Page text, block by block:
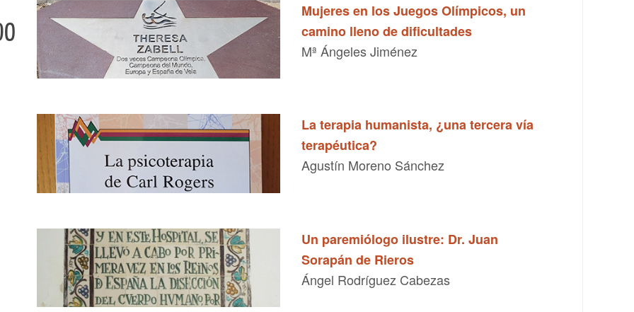
Mujeres en los Juegos Olímpicos, un
camino lleno de dificultades
Mª Ángeles Jiménez
La terapia humanista, ¿una tercera vía
terapéutica?
Agustín Moreno Sánchez
Un paremiólogo ilustre: Dr. Juan
Sorapán de Rieros
Ángel Rodríguez Cabezas